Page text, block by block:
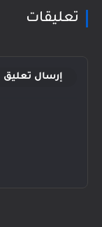
تعليقات
إرسال تعليق